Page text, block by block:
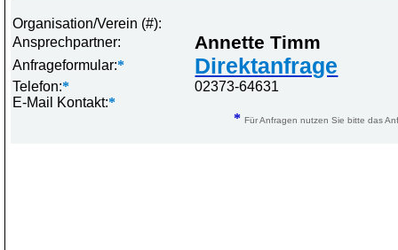
Organisation/Verein (#):
Ansprechpartner:
Annette Timm
Anfrageformular:* Direktanfrage
Telefon:*
02373-64631
E-Mail Kontakt:*
* Für Anfragen nutzen Sie bitte das